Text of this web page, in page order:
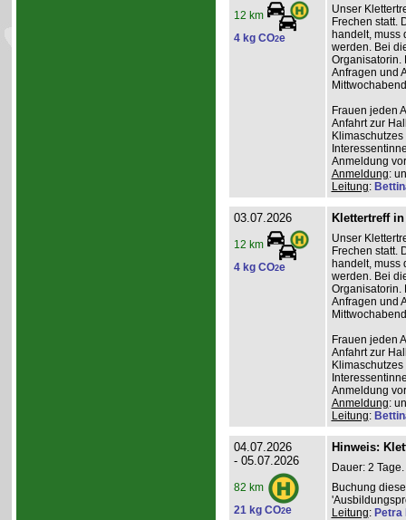
12 km
4 kg CO2e
Unser
Frechen statt.
handelt, muss
werden. Bei
Organisatorin.
Anfragen und
Frauen jeden
Anfahrt zur
Anmeldung
Anmeldung:
Leitung:
03.07.2026
12 km
4 kg CO2e
Klettertreff
Unser
Frechen statt.
handelt, muss
werden. Bei
Organisatorin.
Anfragen und
Frauen jeden
Anfahrt zur
Anmeldung
Anmeldung:
Leitung:
04.07.2026
- 05.07.2026
82 km
21 kg CO2e
Hinweis:
Dauer: 2 Tage.
Buchung
Leitung: Petra